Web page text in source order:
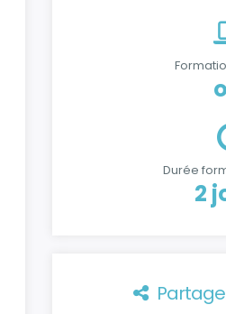
Durée
2